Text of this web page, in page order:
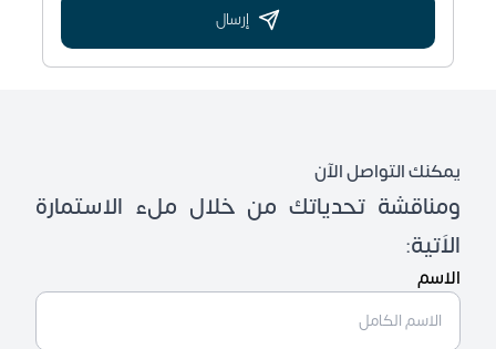
إرسال
يمكنك التواصل الآن
ومناقشة تحدياتك من خلال ملء الاستمارة
الاَتية:
الاسم